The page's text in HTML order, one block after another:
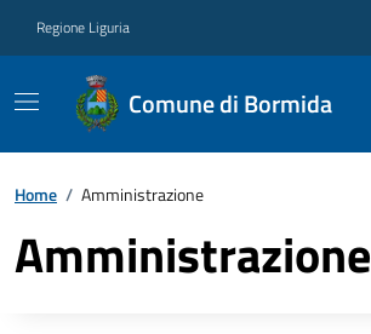
Regione Liguria
Comune di Bormida
Home / Amministrazione
Amministrazione